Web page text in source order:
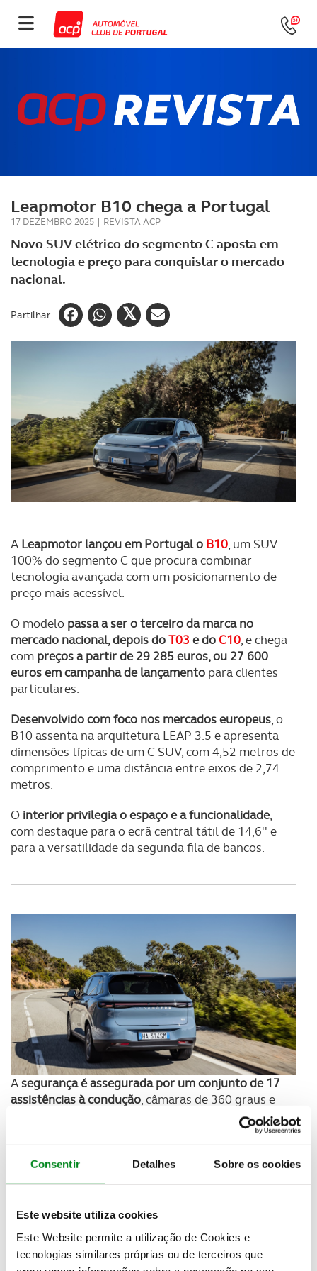
Consentir Detalhes Sobre os cookies
Este website utiliza cookies
Este Website permite a utilização de Cookies e
tecnologias similares próprias ou de terceiros que
Leapmotor B10 chega a Portugal
17 DEZEMBRO 2025 | REVISTA ACP
Novo SUV elétrico do segmento C aposta em
tecnologia e preço para conquistar o mercado
nacional.
Partilhar
A Leapmotor lançou em Portugal o B10, um SUV
100% do segmento C que procura combinar
tecnologia avançada com um posicionamento de
preço mais acessível.
O modelo passa a ser o terceiro da marca no
mercado nacional, depois doT03 e doC10, e chega
com preços a partir de 29 285 euros, ou 27 600
euros em campanha de lançamento para clientes
particulares.
Desenvolvido com foco nos mercados europeus, o
B10 assenta na arquitetura LEAP 3.5 e apresenta
dimensões típicas de um C-SUV, com 4,52 metros de
comprimento e uma distância entre eixos de 2,74
metros.
O interior privilegia o espaço e a funcionalidade,
com destaque para o ecrã central tátil de 14,6'' e
para a versatilidade da segunda fila de bancos.
Asegurança é assegurada por um conjunto de 17
assistências à condução, câmaras de 360 graus e
uma estrutura de elevada resistência, tendo o B10
cinco estrelas nos testes Euro NCAP.
motorização elétrica debita 218 cv e 240 Nm,
67,1 kWh, que proporcionam autonomias WLTP de
até 361 e 434 quilómetros, respetivamente.